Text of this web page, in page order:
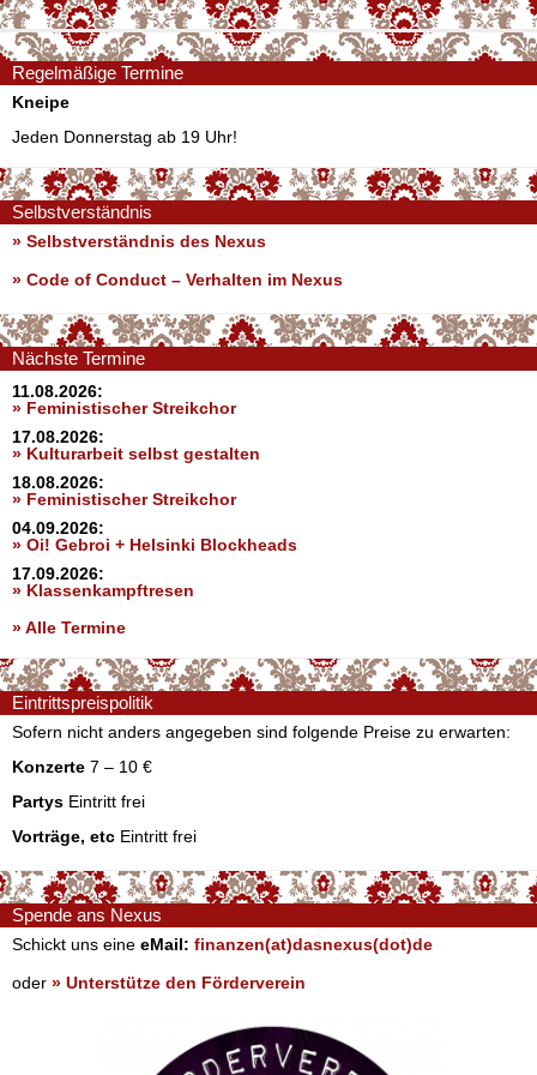
Regelmäßige Termine
Kneipe
Jeden Donnerstag ab 19 Uhr!
Selbstverständnis
» Selbstverständnis des Nexus
» Code of Conduct – Verhalten im Nexus
Nächste Termine
11.08.2026:
» Feministischer Streikchor
17.08.2026:
» Kulturarbeit selbst gestalten
18.08.2026:
» Feministischer Streikchor
04.09.2026:
» Oi! Gebroi + Helsinki Blockheads
17.09.2026:
» Klassenkampftresen
» Alle Termine
Eintrittspreispolitik
Sofern nicht anders angegeben sind folgende Preise zu erwarten:
Konzerte 7 – 10 €
Partys Eintritt frei
Vorträge, etc Eintritt frei
Spende ans Nexus
Schickt uns eine eMail: finanzen(at)dasnexus(dot)de
oder » Unterstütze den Förderverein